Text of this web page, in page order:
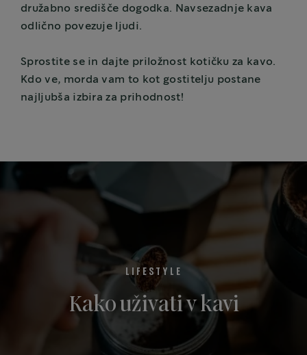
družabno središče dogodka. Navsezadnje kava
odlično povezuje ljudi.
Sprostite se in dajte priložnost kotičku za kavo.
Kdo ve, morda vam to kot gostitelju postane
najljubša izbira za prihodnost!
LIFESTYLE
Kako uživati v kavi